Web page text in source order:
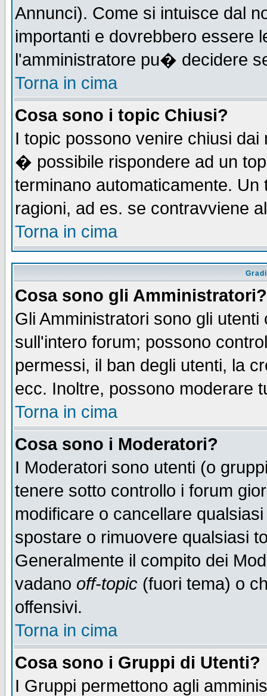
Annunci). Come si intuisce dal
importanti e dovrebbero essere
l'amministratore pu� decidere
Torna in cima
Cosa sono i topic Chiusi?
I topic possono venire chiusi
� possibile rispondere ad un
terminano automaticamente.
ragioni, ad es. se contravviene
Torna in cima
Cosa sono gli Amministratori?
Gli Amministratori sono gli
sull'intero forum; possono
permessi, il ban degli utenti, la
ecc. Inoltre, possono moderare
Torna in cima
Cosa sono i Moderatori?
I Moderatori sono utenti (o
tenere sotto controllo i forum
modificare o cancellare
spostare o rimuovere qualsiasi
Generalmente il compito dei
vadano off-topic (fuori tema) o
offensivi.
Torna in cima
Cosa sono i Gruppi di Utenti?
I Gruppi permettono agli